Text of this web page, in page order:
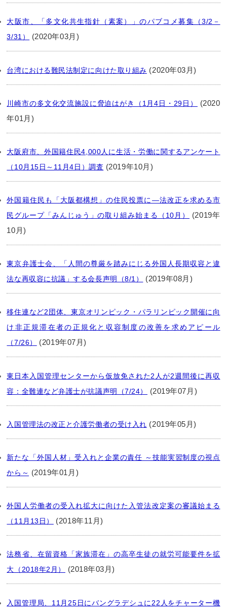
大阪市、「多文化共生指針（素案）」のパブコメ募集（3/2－
3/31）
(2020年03月)
台湾における難民法制定に向けた取り組み (2020年03月)
川崎市の多文化交流施設に脅迫はがき（1月4日・29日）
(2020
年01月)
大阪府市、外国籍住民4,000人に生活・労働に関するアンケート
（10月15日～11月4日）調査 (2019年10月)
外国籍住民も「大阪都構想」の住民投票に―法改正を求める市
民グループ「みんじゅう」の取り組み始まる（10月）
(2019年
10月)
東京弁護士会、「人間の尊厳を踏みにじる外国人長期収容と違
法な再収容に抗議」する会長声明（8/1）
(2019年08月)
移住連など2団体、東京オリンピック・パラリンピック開催に向
け非正規滞在者の正規化と収容制度の改善を求めアピール
（7/26）
(2019年07月)
東日本入国管理センターから仮放免された2人が2週間後に再収
容：全難連など弁護士が抗議声明（7/24）
(2019年07月)
入国管理法の改正と介護労働者の受け入れ (2019年05月)
新たな「外国人材」受入れと企業の責任 ～技能実習制度の視点
から～ (2019年01月)
外国人労働者の受入れ拡大に向けた入管法改定案の審議始まる
（11月13日）
(2018年11月)
法務省、在留資格「家族滞在」の高卒生徒の就労可能要件を拡
大（2018年2月）
(2018年03月)
入国管理局、11月25日にバングラデシュに22人をチャーター機